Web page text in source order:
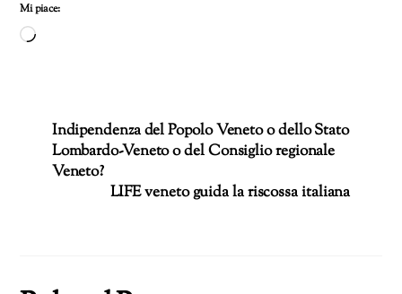
Mi piace:
Caricamento
Indipendenza del Popolo Veneto o dello Stato
Lombardo-Veneto o del Consiglio regionale
Veneto?
LIFE veneto guida la riscossa italiana